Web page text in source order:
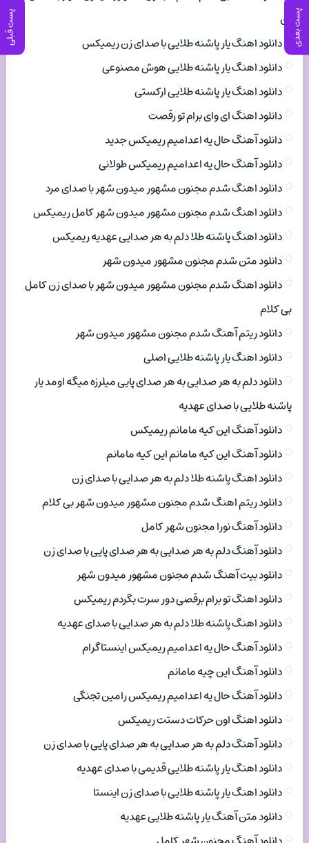
پست بعدی پست قبلی
زن
دانلود اهنگ یار پاشنه طلایی با صدای زن ریمیکس
دانلود اهنگ یار پاشنه طلایی هوش مصنوعی
دانلود اهنگ یار پاشنه طلایی ارکستی
دانلود اهنگ ای وای برام تو رقصت
دانلود آهنگ حال یه اعدامیم ریمیکس جدید
دانلود آهنگ حال یه اعدامیم ریمیکس طولانی
دانلود اهنگ شدم مجنون مشهور میدون شهر با صدای مرد
دانلود اهنگ شدم مجنون مشهور میدون شهر کامل ریمیکس
دانلود اهنگ پاشنه طلا دلم به هر صدایی عهدیه ریمیکس
دانلود متن شدم مجنون مشهور میدون شهر
دانلود اهنگ شدم مجنون مشهور میدون شهر با صدای زن کامل
بی کلام
دانلود ریتم آهنگ شدم مجنون مشهور میدون شهر
دانلود اهنگ یار پاشنه طلایی اصلی
دانلود دلم به هر صدایی به هر صدای پایی میلرزه میگه اومد یار
پاشنه طلایی با صدای عهدیه
دانلود آهنگ این کیه مامانم ریمیکس
دانلود آهنگ این کیه مامانم این کیه مامانم
دانلود اهنگ پاشنه طلا دلم به هر صدایی با صدای زن
دانلود ریتم اهنگ شدم مجنون مشهور میدون شهر بی کلام
دانلود آهنگ نورا مجنون شهر کامل
دانلود آهنگ دلم به هر صدایی به هر صدای پایی با صدای زن
دانلود بیت آهنگ شدم مجنون مشهور میدون شهر
دانلود اهنگ تو برام برقصی دور سرت بگردم ریمیکس
دانلود اهنگ پاشنه طلا دلم به هر صدایی با صدای عهدیه
دانلود آهنگ حال یه اعدامیم ریمیکس اینستاگرام
دانلود آهنگ این چیه مامانم
دانلود آهنگ حال یه اعدامیم ریمیکس رامین تجنگی
دانلود اهنگ اون حرکات دستت ریمیکس
دانلود آهنگ دلم به هر صدایی به هر صدای پایی با صدای زن
دانلود اهنگ یار پاشنه طلایی قدیمی با صدای عهدیه
دانلود اهنگ یار پاشنه طلایی با صدای زن اینستا
دانلود متن آهنگ یار پاشنه طلایی عهدیه